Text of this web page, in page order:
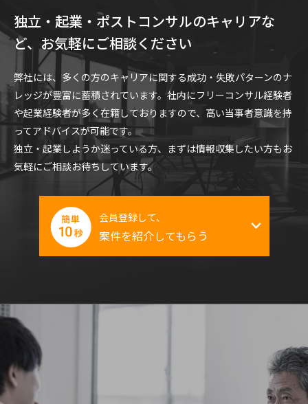
独立・起業・ポストコンサルのキャリアな
ど、お気軽にご相談ください
弊社には、多くの方のキャリアに関する成功・失敗パターンのナ
レッジが豊富に蓄積されています。社内にフリーコンサル経験者
や起業経験者が多く在籍しておりますので、高い当事者意識を持
ってアドバイスが可能です。
独立・起業しようか迷っている方、まずは情報収集したい方もお
気軽にご相談お待ちしています。
会員登録して、
案件を紹介してもらう